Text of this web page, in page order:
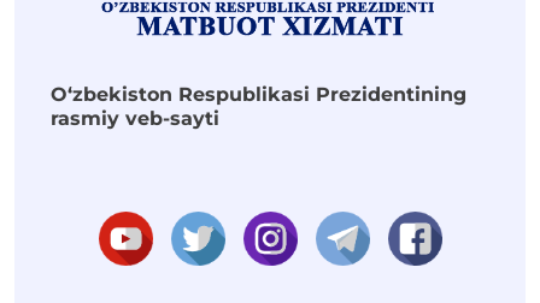
O‘zbekiston Respublikasi Prezidentining
rasmiy veb-sayti